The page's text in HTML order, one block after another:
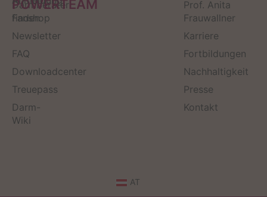
Darmberater
finden
Newsletter
FAQ
Downloadcenter
Treuepass
Darm-
Wiki
POWERTEAM
Fanshop
Prof. Anita
Frauwallner
Karriere
Fortbildungen
Nachhaltigkeit
Presse
Kontakt
AT